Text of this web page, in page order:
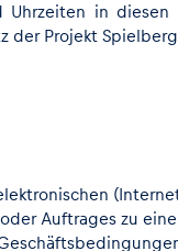
Uhrzeiten in
der Projekt
Auftrages zu